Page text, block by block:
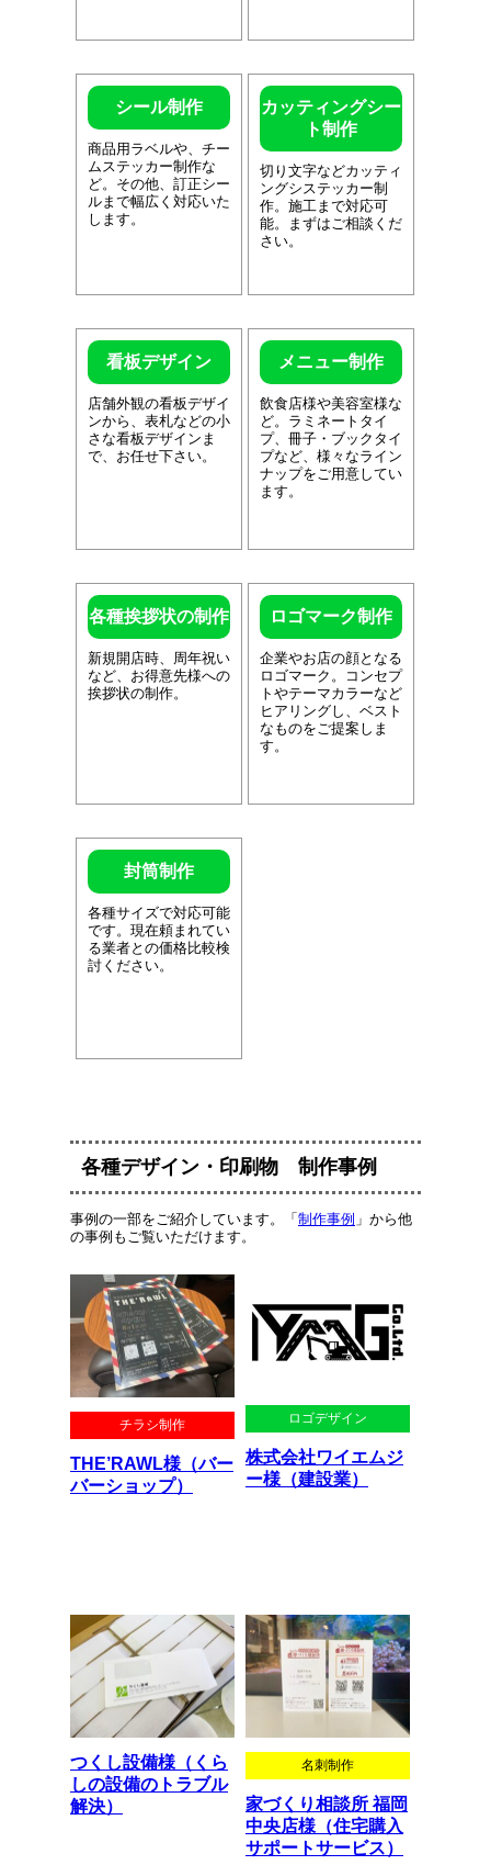
シール制作
商品用ラベルや、チー
ムステッカー制作な
ど。その他、訂正シー
ルまで幅広く対応いた
します。
カッティングシー
ト制作
切り文字などカッティ
ングシステッカー制
作。施工まで対応可
能。まずはご相談くだ
さい。
看板デザイン
店舗外観の看板デザイ
ンから、表札などの小
さな看板デザインま
で、お任せ下さい。
メニュー制作
飲食店様や美容室様な
ど。ラミネートタイ
プ、冊子・ブックタイ
プなど、様々なライン
ナップをご用意してい
ます。
各種挨拶状の制作
新規開店時、周年祝い
など、お得意先様への
挨拶状の制作。
ロゴマーク制作
企業やお店の顔となる
ロゴマーク。コンセプ
トやテーマカラーなど
ヒアリングし、ベスト
なものをご提案しま
す。
封筒制作
各種サイズで対応可能
です。現在頼まれてい
る業者との価格比較検
討ください。
各種デザイン・印刷物 制作事例
事例の一部をご紹介しています。「制作事例 」から他
の事例もご覧いただけます。
チラシ制作
THE’RAWL様（バー
バーショップ）
ロゴデザイン
株式会社ワイエムジ
ー様（建設業）
つくし設備様（くら
しの設備のトラブル
解決）
名刺制作
家づくり相談所 福岡
中央店様（住宅購入
サポートサービス）